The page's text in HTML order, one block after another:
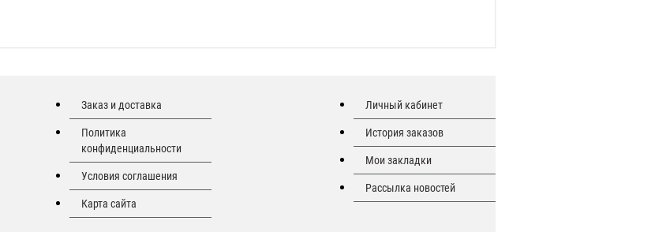
Заказ и доставка
Политика
конфиденциальности
Условия соглашения
Карта сайта
Личный кабинет
История заказов
Мои закладки
Рассылка новостей